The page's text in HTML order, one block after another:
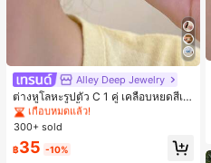
Alley Deep Jewelry
ต่างหูโลหะรูปตัว C 1 คู่ เคลือบหยดสีเห
ลือง ลายจุดสีน้ำเงิน สไตล์ยุโรปและอเม
ริกัน แฟชั่นส่วนตัว หวานและสง่างาม
สำหรับผู้หญิงและเด็กหญิง สำหรับการเ
ดินทาง งานแต่งงาน ปาร์ตี้ วันเกิด ของ
#1 ขายดี ใน โบโฮ ต่างหูผู้หญิง
เกือบหมดแล้ว!
#1 ขายดี ใน โบโฮ ต่างหูผู้หญิง
เกือบหมดแล้ว!
#1 ขายดี ใน โบโฮ ต่างหูผู้หญิง
เกือบหมดแล้ว!
#1 ขายดี
ใน โบโฮ ต่างหูผู้หญิง
300+ sold
฿35 -10%